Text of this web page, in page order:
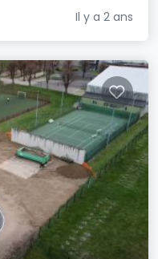
Il y a 2 ans